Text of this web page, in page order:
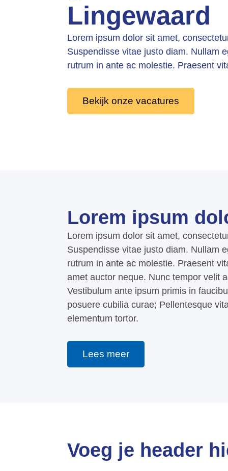
Lingewaard
Lorem ipsum dolor sit amet,
Suspendisse vitae justo diam. Nullam
rutrum in ante ac molestie. Praesent
Bekijk onze vacatures
Lorem ipsum
Lorem ipsum dolor sit amet,
Suspendisse vitae justo diam. Nullam
rutrum in ante ac molestie. Praesent
amet auctor neque. Nunc tempor velit
Vestibulum ante ipsum primis in
posuere cubilia curae; Pellentesque
elementum tortor.
Lees meer
Voeg je header